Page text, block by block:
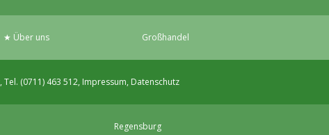
★ Über uns Großhandel
(0711) 463 512, Impressum, Datenschutz
Regensburg